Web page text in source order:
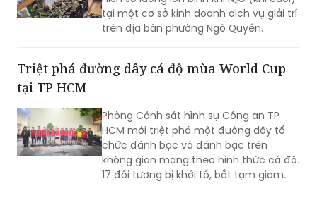
tại một cơ sở kinh doanh dịch vụ giải trí
trên địa bàn phường Ngô Quyền.
Triệt phá đường dây cá độ mùa World Cup
tại TP HCM
Phòng Cảnh sát hình sự Công an TP
HCM mới triệt phá một đường dây tổ
chức đánh bạc và đánh bạc trên
không gian mạng theo hình thức cá độ.
17 đối tượng bị khởi tố, bắt tạm giam.